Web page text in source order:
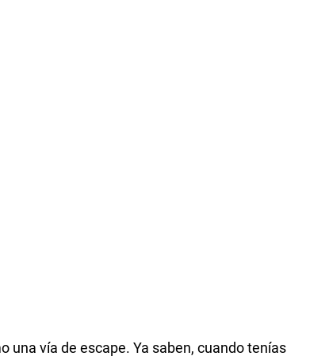
una vía de escape. Ya saben, cuando tenías